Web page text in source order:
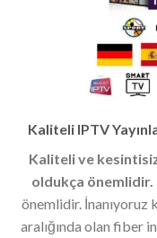
Kaliteli IPTV
Kaliteli ve
oldukça önemlidir.
önemlidir.
aralığında olan fiber